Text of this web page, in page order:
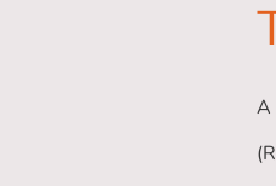
A